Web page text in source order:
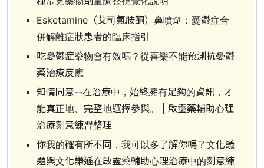
Esketamine（艾司氯胺酮）鼻噴劑：憂鬱症合
併解離症狀患者的臨床指引
吃憂鬱症藥物會有效嗎？從喜樂不能預測抗憂鬱
藥治療反應
知情同意--在治療中，始終擁有足夠的資訊，才
能真正地、完整地選擇參與。 | 啟靈藥輔助心理
治療刻意練習整理
你我的確有所不同，我可以多了解你嗎？文化議
題與文化謙遜在啟靈藥輔助心理治療中的刻意練